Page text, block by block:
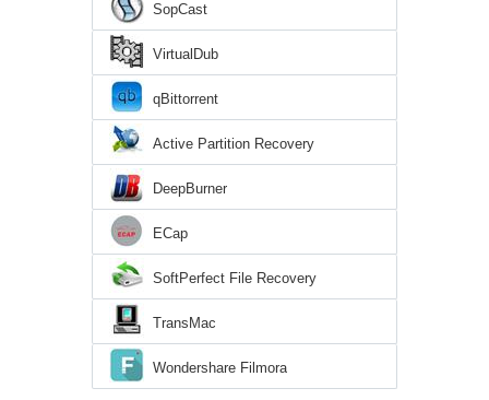
SopCast
VirtualDub
qBittorrent
Active Partition Recovery
DeepBurner
ECap
SoftPerfect File Recovery
TransMac
Wondershare Filmora